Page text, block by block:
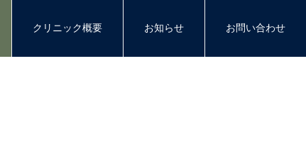
クリニック概要 お知らせ お問い合わせ